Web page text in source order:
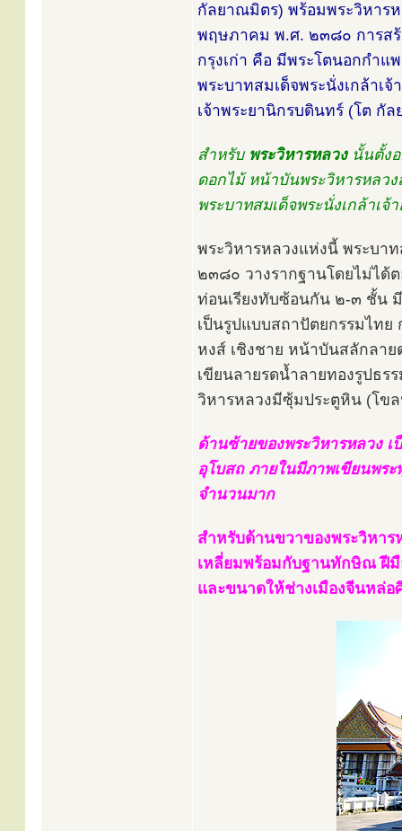
กัลยาณมิตร) พร้อมพระวิหาร
พฤษภาคม พ.ศ. ๒๓๘๐ การสร้
กรุงเก่า คือ มีพระโตนอกกำแ
พระบาทสมเด็จพระนั่งเกล้าเจ้
เจ้าพระยานิกรบดินทร์ (โต กั
สำหรับ พระวิหารหลวงนั้นตั้งอ
ดอกไม้ หน้าบันพระวิหารหลว
พระบาทสมเด็จพระนั่งเกล้าเ
พระวิหารหลวงแห่งนี้ พระบา
๒๓๘๐ วางรากฐานโดยไม่ได้
ท่อนเรียงทับซ้อนกัน ๒-๓ ชั้น
เป็นรูปแบบสถาปัตยกรรมไทย
หงส์ เชิงชาย หน้าบันสลักลา
เขียนลายรดน้ำลายทองรูปธร
วิหารหลวงมีซุ้มประตูหิน (โข
ด้านซ้ายของพระวิหารหลวง เ
อุโบสถ ภายในมีภาพเขียนพร
จำนวนมาก
สำหรับด้านขวาของพระวิหาร
เหลี่ยมพร้อมกับฐานทักษิณ ฝีมื
และขนาดให้ช่างเมืองจีนหล่อ